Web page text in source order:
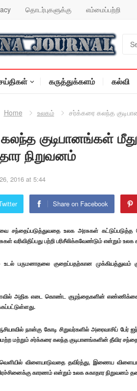
தொடர்புகளுக்கு எம்மைப்பற்றி
கருத்துக்களம் கல்வி
Home உலகம் சர்க்கரை கலந்த
குடிபானங்கள்
நிறுவனம்
2016 at 5:44
Share on Facebook
சந்தைப்படுத்துவதை உலக அரசுகள்
வரிவிதிப்பது பற்றி பரிசீலிக்கவேண்டும் என்றும் உலக
உடல் பருமனாதலை குறைப்பதற்கான
அதிக எடை கொண்ட குழந்தைகளின் எண்ணிக்கை
நான்கு கோடி சிறுவர்களில் அரைவாசிப் பேர்
மற்றும் சர்க்கரை கலந்த குடிபானங்களின் தீவிர
விளையாடுவதை தவிர்த்து, இணைய
காரணம் என்றும் உலக சுகாதார நிறுவனம்